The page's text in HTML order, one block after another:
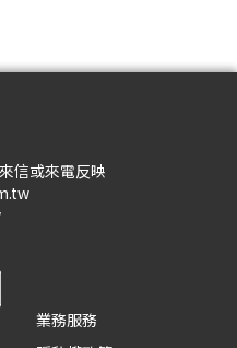
信或來電反映
業務服務